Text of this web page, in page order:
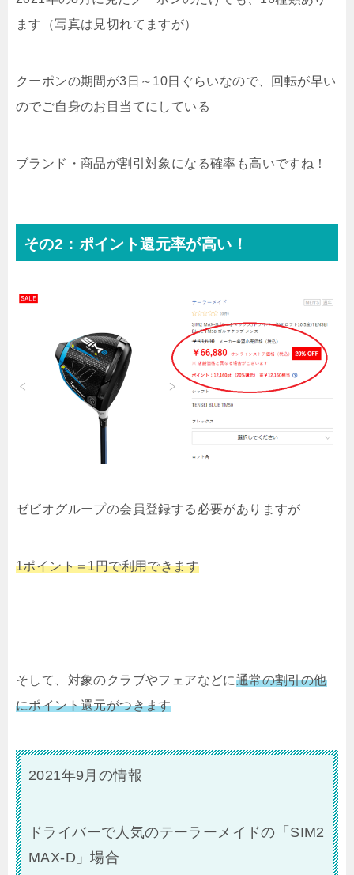
ます（写真は見切れてますが）
クーポンの期間が3日～10日ぐらいなので、回転が早い
のでご自身のお目当てにしている
ブランド・商品が割引対象になる確率も高いですね！
その2：ポイント還元率が高い！
ゼビオグループの会員登録する必要がありますが
1ポイント＝1円で利用できます
そして、対象のクラブやフェアなどに通常の割引の他
にポイント還元がつきます
2021年9月の情報
ドライバーで人気のテーラーメイドの「SIM2
MAX-D」場合